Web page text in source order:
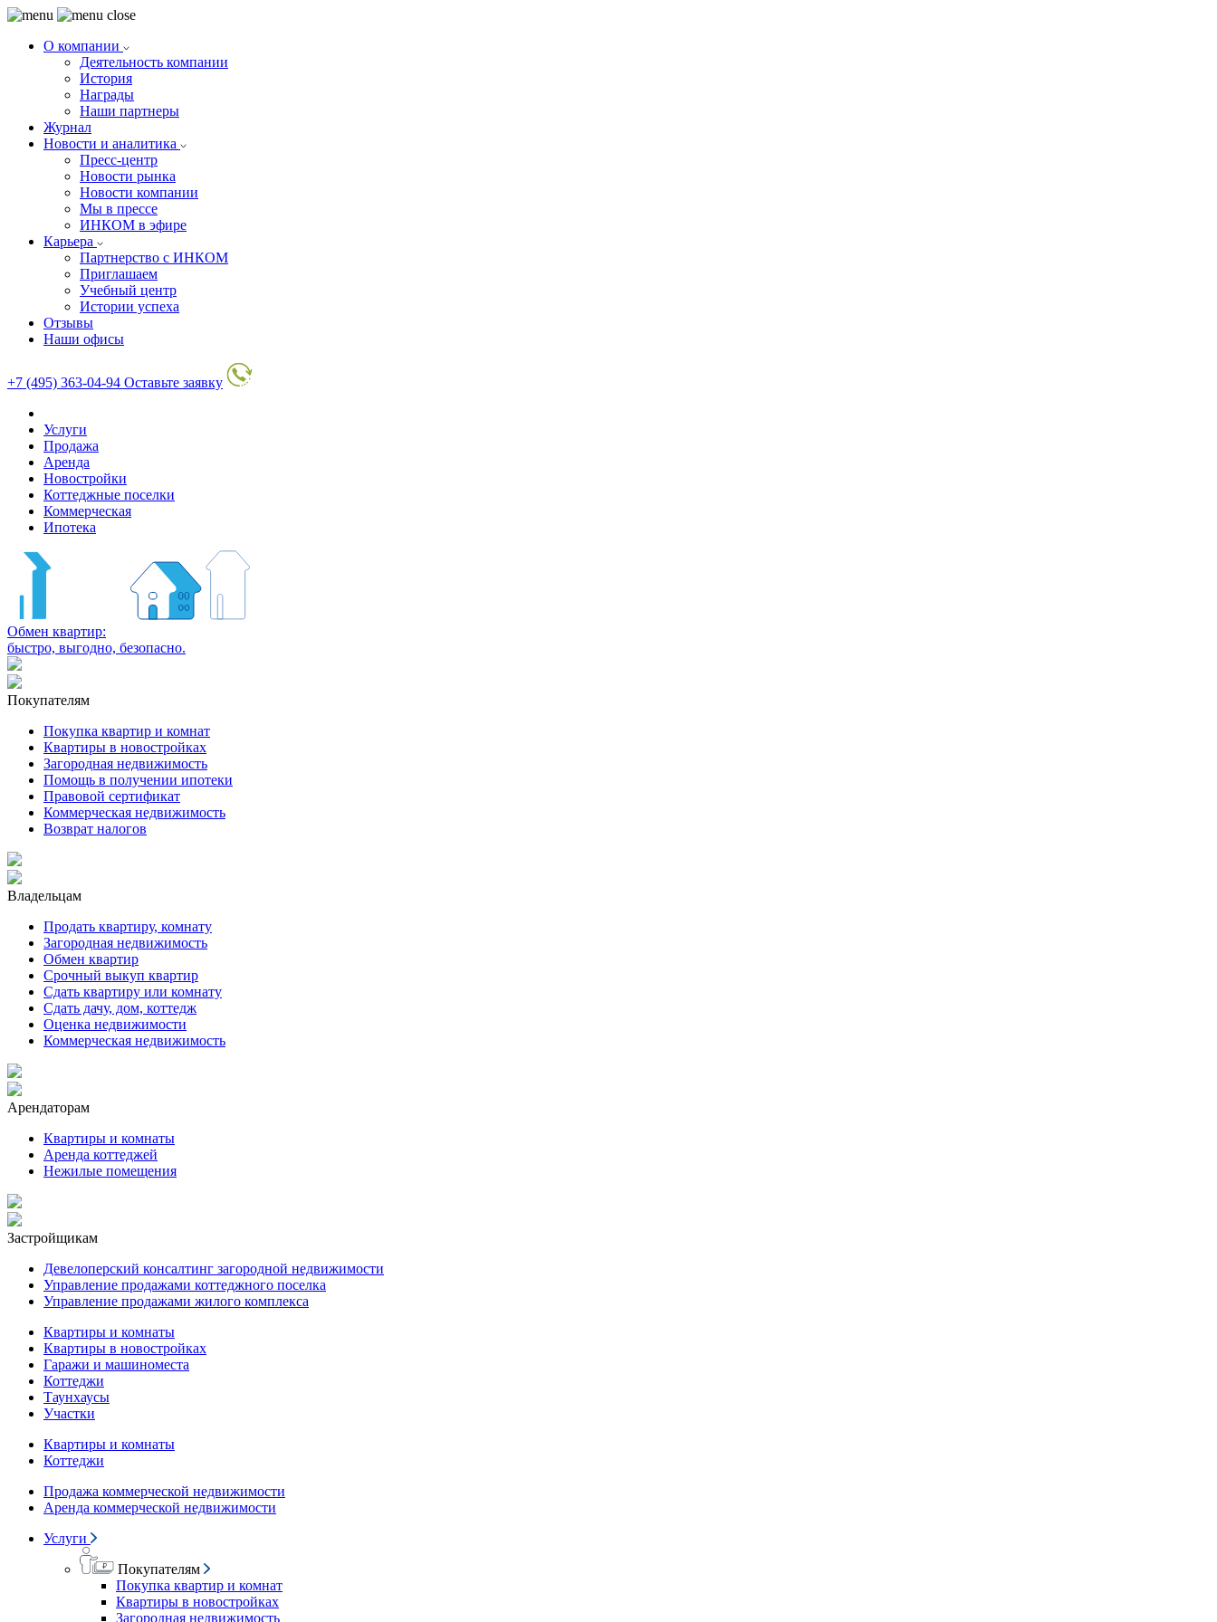
О компании
Деятельность компании
История
Награды
Наши партнеры
Журнал
Новости и аналитика
Пресс-центр
Новости рынка
Новости компании
Мы в прессе
ИНКОМ в эфире
Карьера
Партнерство с ИНКОМ
Приглашаем
Учебный центр
Истории успеха
Отзывы
Наши офисы
+7 (495) 363-04-94 Оставьте заявку
Услуги
Продажа
Аренда
Новостройки
Коттеджные поселки
Коммерческая
Ипотека
Обмен квартир:
быстро, выгодно, безопасно.
Покупателям
Покупка квартир и комнат
Квартиры в новостройках
Загородная недвижимость
Помощь в получении ипотеки
Правовой сертификат
Коммерческая недвижимость
Возврат налогов
Владельцам
Продать квартиру, комнату
Загородная недвижимость
Обмен квартир
Срочный выкуп квартир
Сдать квартиру или комнату
Сдать дачу, дом, коттедж
Оценка недвижимости
Коммерческая недвижимость
Арендаторам
Квартиры и комнаты
Аренда коттеджей
Нежилые помещения
Застройщикам
Девелоперский консалтинг загородной недвижимости
Управление продажами коттеджного поселка
Управление продажами жилого комплекса
Квартиры и комнаты
Квартиры в новостройках
Гаражи и машиноместа
Коттеджи
Таунхаусы
Участки
Квартиры и комнаты
Коттеджи
Продажа коммерческой недвижимости
Аренда коммерческой недвижимости
Услуги
Покупателям
Покупка квартир и комнат
Квартиры в новостройках
Загородная недвижимость